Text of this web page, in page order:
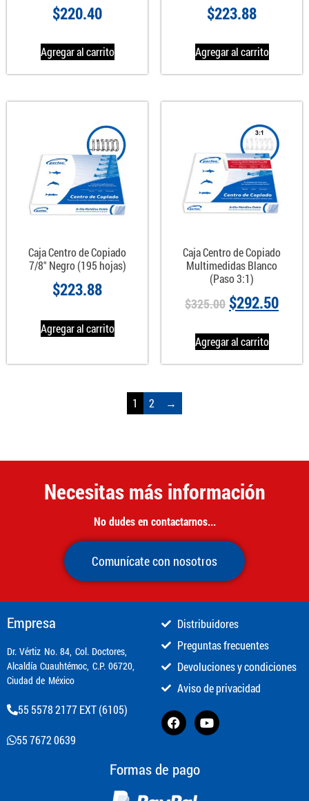
$220.40
Agregar al carrito
$223.88
Agregar al carrito
Caja Centro de Copiado
7/8″ Negro (195 hojas)
$223.88
Agregar al carrito
Caja Centro de Copiado
Multimedidas Blanco
(Paso 3:1)
$325.00 $292.50
Agregar al carrito
1 2 →
Necesitas más información
No dudes en contactarnos...
Comunícate con nosotros
Empresa
​Dr. Vértiz No. 84, Col. Doctores,
Alcaldía Cuauhtémoc, C.P. 06720,
Ciudad de México
55 5578 2177 EXT (6105)
55 7672 0639
Distribuidores
Preguntas frecuentes
Devoluciones y condiciones
Aviso de privacidad
Formas de pago